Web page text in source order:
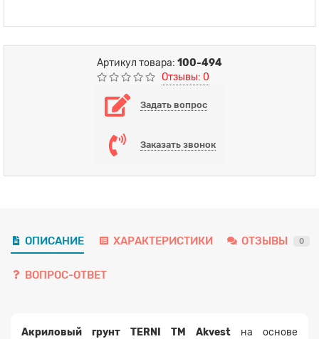
Артикул товара: 100-494
Отзывы: 0
Задать вопрос
Заказать звонок
ОПИСАНИЕ ХАРАКТЕРИСТИКИ ОТЗЫВЫ 0
ВОПРОС-ОТВЕТ
Акриловый грунт TERNI TM Akvest на основе